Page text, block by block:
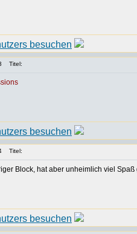
Titel:
Titel:
Block, hat aber unheimlich viel